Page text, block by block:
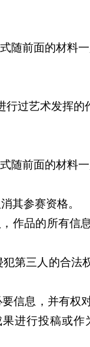
随前面的材料一
过艺术发挥的
随前面的材料一
其参赛资格。
作品的所有信
第三人的合法
信息，并有权
进行投稿或